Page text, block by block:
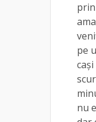
pe
nu